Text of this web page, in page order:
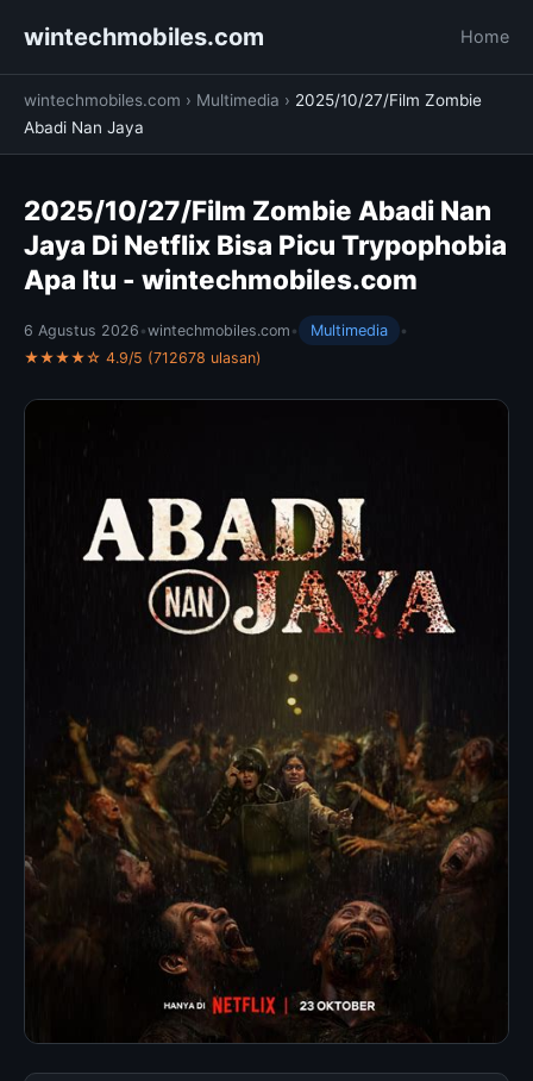
wintechmobiles.com Home
wintechmobiles.com › Multimedia › 2025/10/27/Film Zombie
Abadi Nan Jaya
2025/10/27/Film Zombie Abadi Nan
Jaya Di Netflix Bisa Picu Trypophobia
Apa Itu - wintechmobiles.com
6 Agustus 2026 •wintechmobiles.com • Multimedia
•
★★★★☆ 4.9/5 (712678 ulasan)